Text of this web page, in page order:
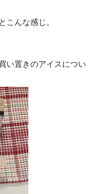
こんな感じ。
い置きのアイスについ